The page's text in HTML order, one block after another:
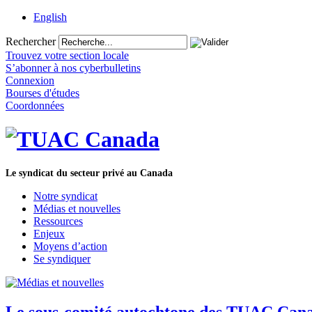
English
Rechercher
Trouvez votre section locale
S’abonner à nos cyberbulletins
Connexion
Bourses d'études
Coordonnées
Le syndicat du secteur privé au Canada
Notre syndicat
Médias et nouvelles
Ressources
Enjeux
Moyens d’action
Se syndiquer